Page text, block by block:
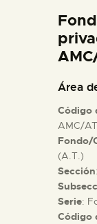
█
EL
Área
Código
AMC/
Fondo/
(A.T.)
Sección
Serie:
Código